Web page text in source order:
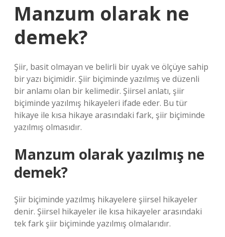
Manzum olarak ne
demek?
Şiir, basit olmayan ve belirli bir uyak ve ölçüye sahip
bir yazı biçimidir. Şiir biçiminde yazılmış ve düzenli
bir anlamı olan bir kelimedir. Şiirsel anlatı, şiir
biçiminde yazılmış hikayeleri ifade eder. Bu tür
hikaye ile kısa hikaye arasındaki fark, şiir biçiminde
yazılmış olmasıdır.
Manzum olarak yazılmış ne
demek?
Şiir biçiminde yazılmış hikayelere şiirsel hikayeler
denir. Şiirsel hikayeler ile kısa hikayeler arasındaki
tek fark şiir biçiminde yazılmış olmalarıdır.